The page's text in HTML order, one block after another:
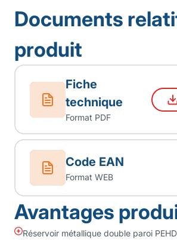
Documents
produit
Fiche
technique
Format PDF
Code EAN
Format WEB
Avantages
Réservoir métallique double paroi